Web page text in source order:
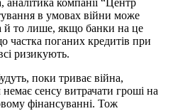
в умовах війни може
й то лише, якщо банки на це
частка поганих кредитів при
ризикують.
поки триває війна,
сенсу витрачати гроші на
фінансуванні. Тож